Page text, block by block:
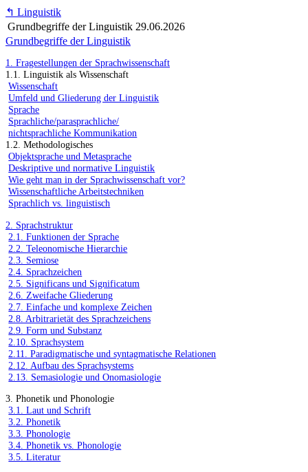
↰ Linguistik
Grundbegriffe der Linguistik 29.06.2026
Grundbegriffe der Linguistik
1. Fragestellungen der Sprachwissenschaft
1.1. Linguistik als Wissenschaft
Wissenschaft
Umfeld und Gliederung der Linguistik
Sprache
Sprachliche/parasprachliche/
nichtsprachliche Kommunikation
1.2. Methodologisches
Objektsprache und Metasprache
Deskriptive und normative Linguistik
Wie geht man in der Sprachwissenschaft vor?
Wissenschaftliche Arbeitstechniken
Sprachlich vs. linguistisch
2. Sprachstruktur
2.1. Funktionen der Sprache
2.2. Teleonomische Hierarchie
2.3. Semiose
2.4. Sprachzeichen
2.5. Significans und Significatum
2.6. Zweifache Gliederung
2.7. Einfache und komplexe Zeichen
2.8. Arbitrarietät des Sprachzeichens
2.9. Form und Substanz
2.10. Sprachsystem
2.11. Paradigmatische und syntagmatische Relationen
2.12. Aufbau des Sprachsystems
2.13. Semasiologie und Onomasiologie
3. Phonetik und Phonologie
3.1. Laut und Schrift
3.2. Phonetik
3.3. Phonologie
3.4. Phonetik vs. Phonologie
3.5. Literatur